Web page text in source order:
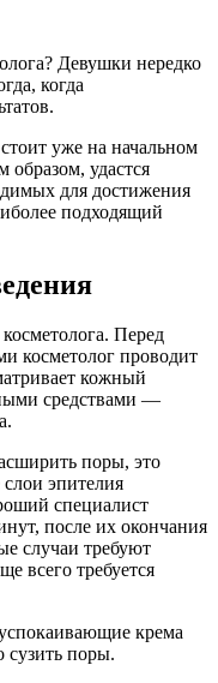
Девушки нередко
когда
уже на начальном
образом, удастся
для достижения
подходящий
Перед
косметолог проводит
кожный
средствами —
поры, это
слои эпителия
специалист
после их окончания
случаи требуют
всего требуется
крема
сузить поры.